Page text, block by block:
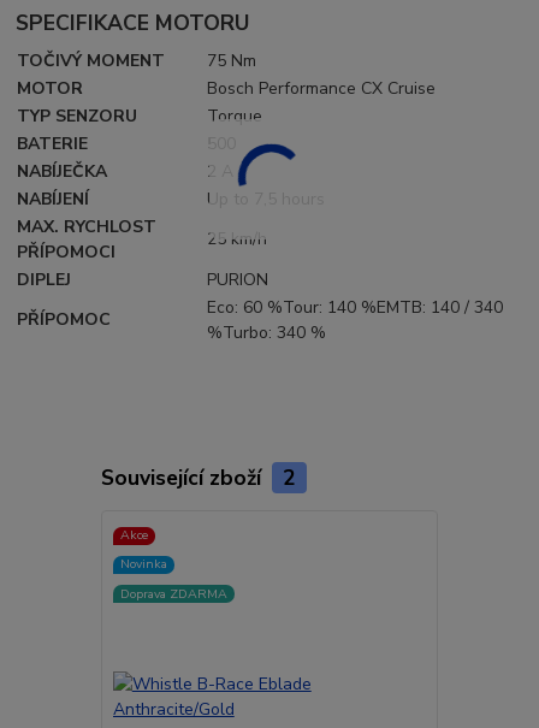
SPECIFIKACE MOTORU
TOČIVÝ MOMENT
75 Nm
MOTOR
Bosch Performance CX Cruise
TYP SENZORU
Torque
BATERIE
500
NABÍJEČKA
2 A
NABÍJENÍ
Up to 7,5 hours
MAX. RYCHLOST
PŘÍPOMOCI
25 km/h
DIPLEJ
PURION
PŘÍPOMOC
Eco: 60 %Tour: 140 %EMTB: 140 / 340
%Turbo: 340 %
Související zboží 2
Akce
Novinka
Doprava ZDARMA